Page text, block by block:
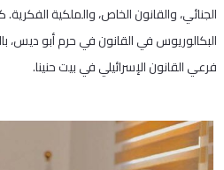
الجنائي، والقانون الخاص، والملكية
البكالوريوس في القانون في حرم أبو ديس،
فرعي القانون الإسرائيلي في بيت حنينا.